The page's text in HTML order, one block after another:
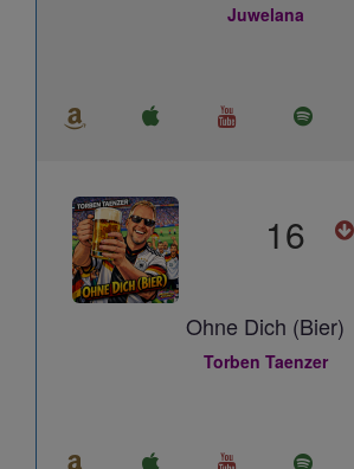
Juwelana
16
Ohne Dich (Bier)
Torben Taenzer